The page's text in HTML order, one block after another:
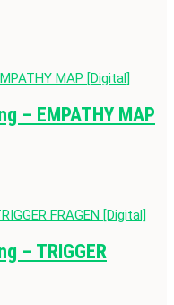
– EMPATHY MAP
– TRIGGER